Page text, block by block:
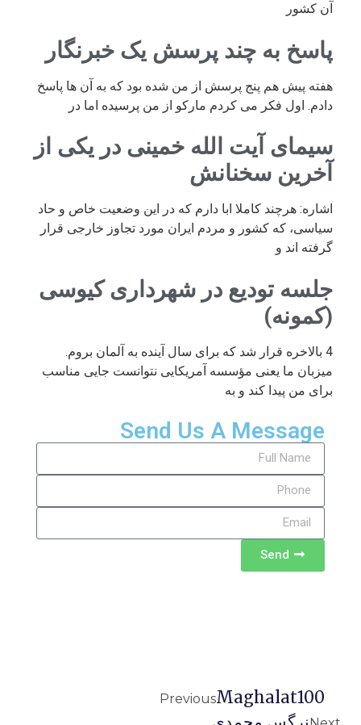
آن کشور
پاسخ به چند پرسش یک خبرنگار
هفته پیش هم پنج پرسش از من شده بود که به آن ها پاسخ
دادم. اول فکر می کردم مارکو از من پرسیده اما در
سیمای آیت الله خمینی در یکی از
آخرین سخنانش
اشاره: هرچند کاملا ابا دارم که در این وضعیت خاص و حاد
سیاسی، که کشور و مردم ایران مورد تجاوز خارجی قرار
گرفته اند و
جلسه تودیع در شهرداری کیوسی
(کمونه)
4 بالاخره قرار شد که برای سال آینده به آلمان بروم.
میزبان ما یعنی مؤسسه آمریکایی نتوانست جایی مناسب
برای من پیدا کند و به
Send Us A Message
Send
PreviousMaghalat100